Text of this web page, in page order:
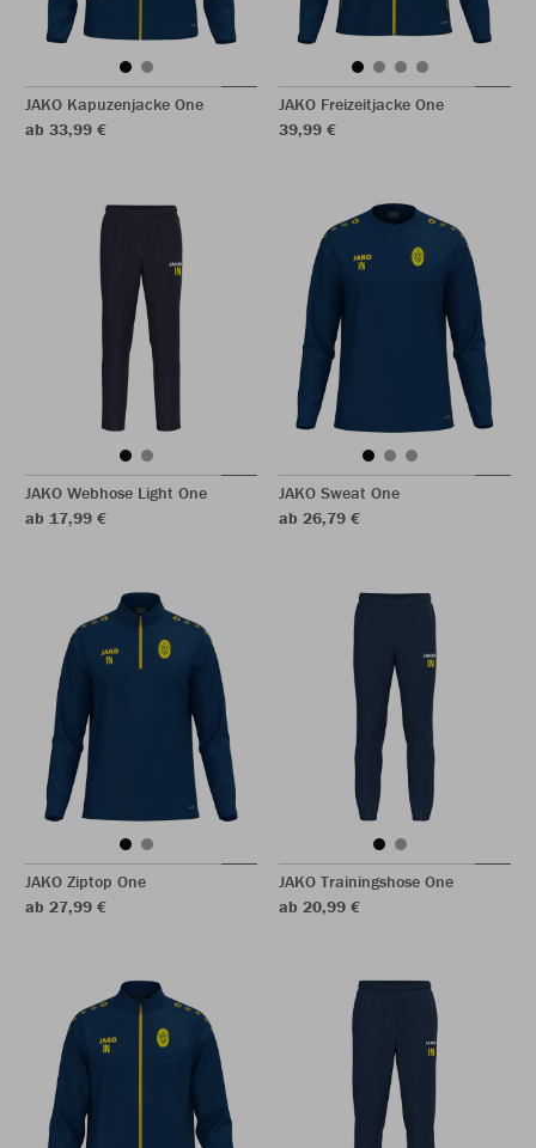
JAKO Kapuzenjacke One
ab 33,99 €
JAKO Freizeitjacke One
39,99 €
JAKO Webhose Light One
ab 17,99 €
JAKO Sweat One
ab 26,79 €
JAKO Ziptop One
ab 27,99 €
JAKO Trainingshose One
ab 20,99 €